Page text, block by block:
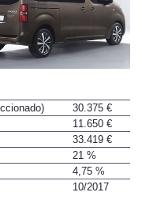
30.375 €
11.650 €
33.419 €
21 %
4,75 %
10/2017